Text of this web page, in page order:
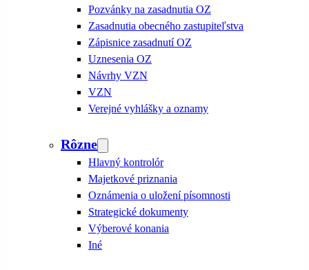
Pozvánky na zasadnutia OZ
Zasadnutia obecného zastupiteľstva
Zápisnice zasadnutí OZ
Uznesenia OZ
Návrhy VZN
VZN
Verejné vyhlášky a oznamy
Rôzne
Hlavný kontrolór
Majetkové priznania
Oznámenia o uložení písomnosti
Strategické dokumenty
Výberové konania
Iné